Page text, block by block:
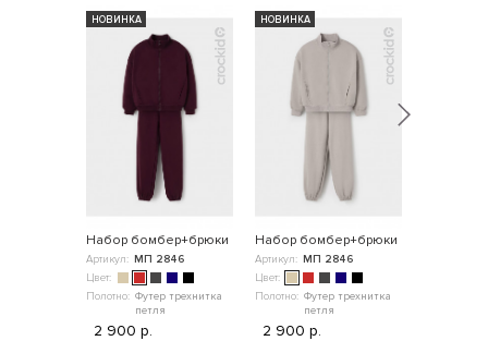
НОВИНКА
Набор бомбер+брюки
Артикул: МП 2846
Цвет:
Полотно: Футер трехнитка
петля
2 900 р.
НОВИНКА
Набор бомбер+брюки
Артикул: МП 2846
Цвет:
Полотно: Футер трехнитка
петля
2 900 р.